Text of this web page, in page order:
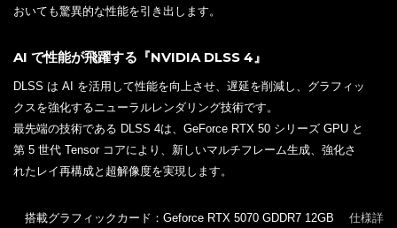
おいても驚異的な性能を引き出します。
AI で性能が飛躍する『NVIDIA DLSS 4』
DLSS は AI を活用して性能を向上させ、遅延を削減し、グラフィッ
クスを強化するニューラルレンダリング技術です。
最先端の技術である DLSS 4は、GeForce RTX 50 シリーズ GPU と
第 5 世代 Tensor コアにより、新しいマルチフレーム生成、強化さ
れたレイ再構成と超解像度を実現します。
搭載グラフィックカード：Geforce RTX 5070 GDDR7 12GB 仕様詳